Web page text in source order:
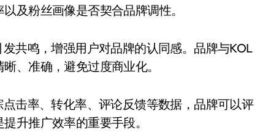
及粉丝画像是否契合品牌调性。
共鸣，增强用户对品牌的认同感。品牌与KOL
、准确，避免过度商业化。
击率、转化率、评论反馈等数据，品牌可以评
升推广效率的重要手段。